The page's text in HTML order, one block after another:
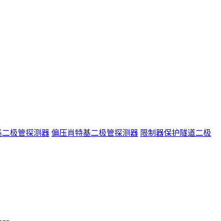
极管探测器 偏压肖特基二极管探测器 限制器保护隧道二极